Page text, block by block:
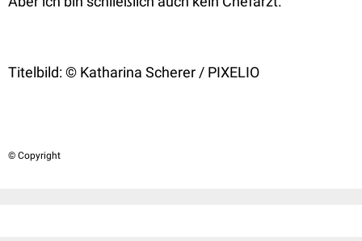
Titelbild:© Katharina Scherer / PIXELIO
© Copyright